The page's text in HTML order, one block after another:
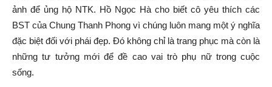
ảnh để ủng hộ NTK. Hồ Ngọc Hà cho biết cô yêu thích các
BST của Chung Thanh Phong vì chúng luôn mang một ý nghĩa
đặc biệt đối với phái đẹp. Đó không chỉ là trang phục mà còn là
những tư tưởng mới để đề cao vai trò phụ nữ trong cuộc
sống.